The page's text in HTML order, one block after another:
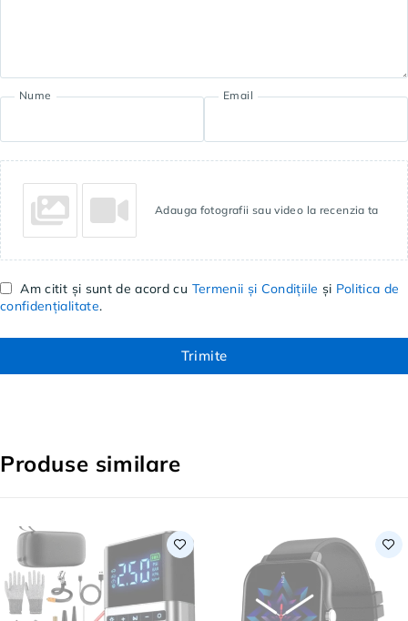
Nume Email
Adauga fotografii sau video la recenzia ta
Am citit și sunt de acord cu Termenii și Condițiile și Politica de
confidențialitate.
Trimite
Produse similare